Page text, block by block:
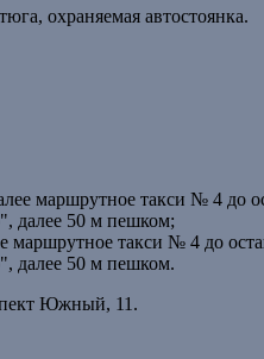
охраняемая автостоянка.
маршрутное такси № 4 до
далее 50 м пешком;
маршрутное такси № 4 до
далее 50 м пешком.
Южный, 11.